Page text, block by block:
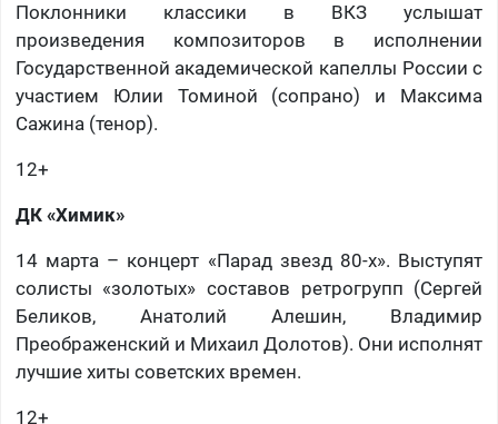
Поклонники классики в ВКЗ услышат
произведения композиторов в исполнении
Государственной академической капеллы России с
участием Юлии Томиной (сопрано) и Максима
Сажина (тенор).
12+
ДК «Химик»
14 марта – концерт «Парад звезд 80-х». Выступят
солисты «золотых» составов ретрогрупп (Сергей
Беликов, Анатолий Алешин, Владимир
Преображенский и Михаил Долотов). Они исполнят
лучшие хиты советских времен.
12+